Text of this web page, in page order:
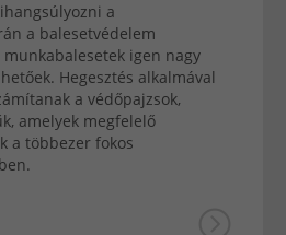
a
a balesetvédelem
igen nagy
Hegesztés alkalmával
a védőpajzsok,
amelyek megfelelő
a többezer fokos